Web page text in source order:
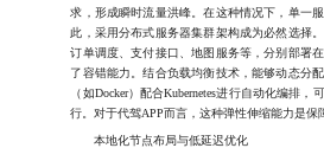
求，形成瞬时流量洪峰。在这种情况下，单一
此，采用分布式服务器集群架构成为必然选择
订单调度、支付接口、地图服务等，分别部署
了容错能力。结合负载均衡技术，能够动态分
（如Docker）配合Kubernetes进行自动化编排
行。对于代驾APP而言，这种弹性伸缩能力是保
本地化节点布局与低延迟优化